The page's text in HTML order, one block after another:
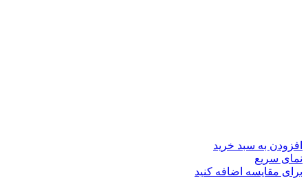
افزودن به سبد خرید
نمای سریع
برای مقایسه اضافه کنید